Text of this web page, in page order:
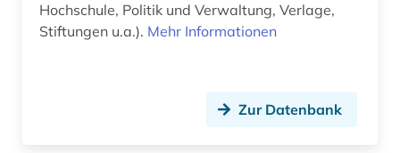
Hochschule, Politik und Verwaltung, Verlage,
Stiftungen u.a.). Mehr Informationen
Zur Datenbank